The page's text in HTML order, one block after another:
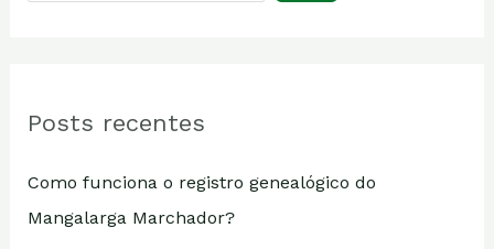
Posts recentes
Como funciona o registro genealógico do
Mangalarga Marchador?